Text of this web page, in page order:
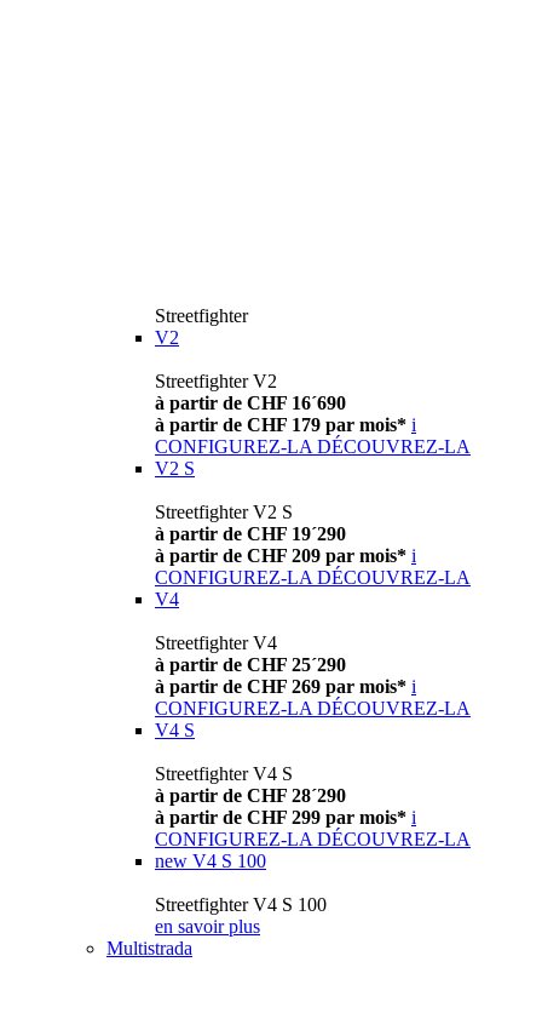
Streetfighter
V2
Streetfighter V2
à partir de CHF 16´690
à partir de CHF 179 par mois* i
CONFIGUREZ-LA DÉCOUVREZ-LA
V2 S
Streetfighter V2 S
à partir de CHF 19´290
à partir de CHF 209 par mois* i
CONFIGUREZ-LA DÉCOUVREZ-LA
V4
Streetfighter V4
à partir de CHF 25´290
à partir de CHF 269 par mois* i
CONFIGUREZ-LA DÉCOUVREZ-LA
V4 S
Streetfighter V4 S
à partir de CHF 28´290
à partir de CHF 299 par mois* i
CONFIGUREZ-LA DÉCOUVREZ-LA
new V4 S 100
Streetfighter V4 S 100
en savoir plus
Multistrada